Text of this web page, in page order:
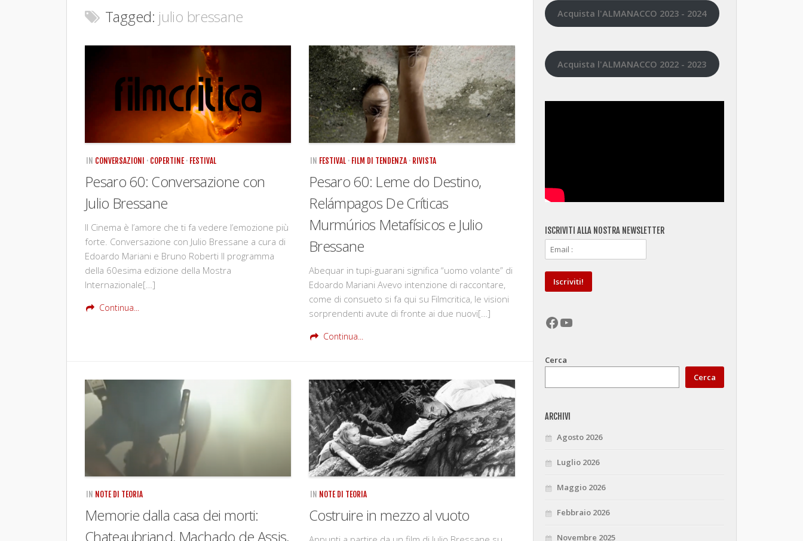
Tagged: julio bressane
IN CONVERSAZIONI · COPERTINE· FESTIVAL
Pesaro 60: Conversazione con
Julio Bressane
Il Cinema è l’amore che ti fa vedere l’emozione più
forte. Conversazione con Julio Bressane a cura di
Edoardo Mariani e Bruno Roberti Il programma
della 60esima edizione della Mostra
Internazionale[…]
Continua...
IN FESTIVAL · FILM DI TENDENZA · RIVISTA
Pesaro 60: Leme do Destino,
Relámpagos De Críticas
Murmúrios Metafísicos e Julio
Bressane
Abequar in tupi-guarani significa “uomo volante” di
Edoardo Mariani Avevo intenzione di raccontare,
come di consueto si fa qui su Filmcritica, le visioni
sorprendenti avute di fronte ai due nuovi[…]
Continua...
IN NOTE DI TEORIA
Memorie dalla casa dei morti:
Chateaubriand, Machado de Assis,
IN NOTE DI TEORIA
Costruire in mezzo al vuoto
Acquista l'ALMANACCO 2023 - 2024
Acquista l'ALMANACCO 2022 - 2023
ISCRIVITI ALLA NOSTRA NEWSLETTER
Facebook
YouTube
Cerca
Cerca
ARCHIVI
Agosto 2026
Luglio 2026
Maggio 2026
Febbraio 2026
Novembre 2025